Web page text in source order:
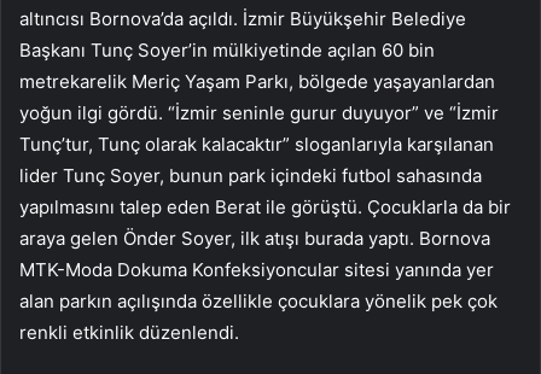
altıncısı Bornova’da açıldı. İzmir Büyükşehir Belediye
Başkanı Tunç Soyer’in mülkiyetinde açılan 60 bin
metrekarelik Meriç Yaşam Parkı, bölgede yaşayanlardan
yoğun ilgi gördü. “İzmir seninle gurur duyuyor” ve “İzmir
Tunç’tur, Tunç olarak kalacaktır” sloganlarıyla karşılanan
lider Tunç Soyer, bunun park içindeki futbol sahasında
yapılmasını talep eden Berat ile görüştü. Çocuklarla da bir
araya gelen Önder Soyer, ilk atışı burada yaptı. Bornova
MTK-Moda Dokuma Konfeksiyoncular sitesi yanında yer
alan parkın açılışında özellikle çocuklara yönelik pek çok
renkli etkinlik düzenlendi.